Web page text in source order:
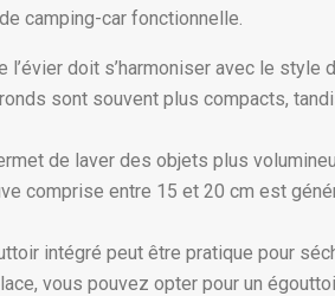
camping-car fonctionnelle.
l’évier doit s’harmoniser avec le style
sont souvent plus compacts,
de laver des objets plus
comprise entre 15 et 20 cm est
intégré peut être pratique pour
vous pouvez opter pour un